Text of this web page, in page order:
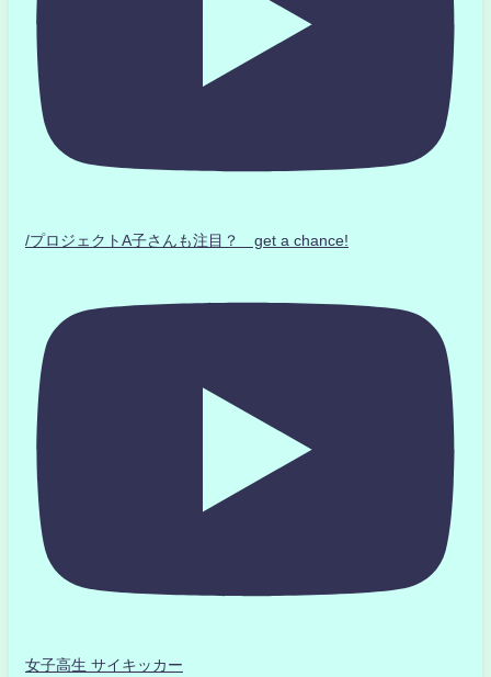
/プロジェクトA子さんも注目？ get a chance!
女子高生 サイキッカー